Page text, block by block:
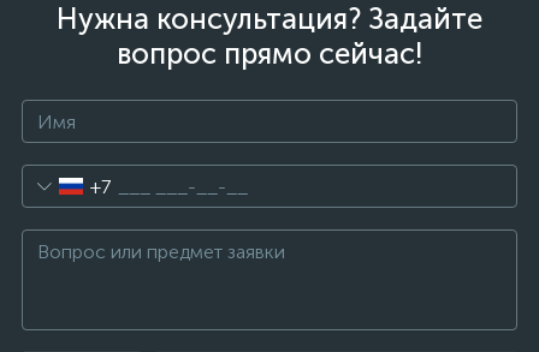
Нужна консультация? Задайте
вопрос прямо сейчас!
+7